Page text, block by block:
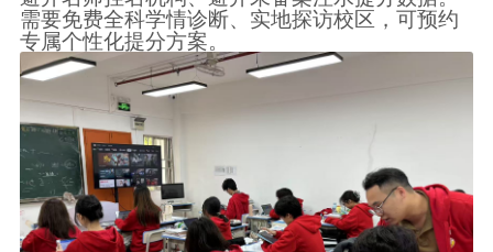
需要免费全科学情诊断、实地探访校区，可预约
专属个性化提分方案。